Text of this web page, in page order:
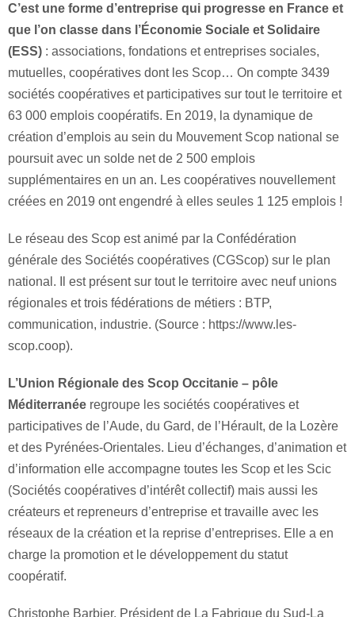
C’est une forme d’entreprise qui progresse en France et
que l’on classe dans l’Économie Sociale et Solidaire
(ESS) : associations, fondations et entreprises sociales,
mutuelles, coopératives dont les Scop… On compte 3439
sociétés coopératives et participatives sur tout le territoire et
63 000 emplois coopératifs. En 2019, la dynamique de
création d’emplois au sein du Mouvement Scop national se
poursuit avec un solde net de 2 500 emplois
supplémentaires en un an. Les coopératives nouvellement
créées en 2019 ont engendré à elles seules 1 125 emplois !
Le réseau des Scop est animé par la Confédération
générale des Sociétés coopératives (CGScop) sur le plan
national. Il est présent sur tout le territoire avec neuf unions
régionales et trois fédérations de métiers : BTP,
communication, industrie. (Source : https://www.les-
scop.coop).
L’Union Régionale des Scop Occitanie – pôle
Méditerranée regroupe les sociétés coopératives et
participatives de l’Aude, du Gard, de l’Hérault, de la Lozère
et des Pyrénées-Orientales. Lieu d’échanges, d’animation et
d’information elle accompagne toutes les Scop et les Scic
(Sociétés coopératives d’intérêt collectif) mais aussi les
créateurs et repreneurs d’entreprise et travaille avec les
réseaux de la création et la reprise d’entreprises. Elle a en
charge la promotion et le développement du statut
coopératif.
Christophe Barbier, Président de La Fabrique du Sud-La